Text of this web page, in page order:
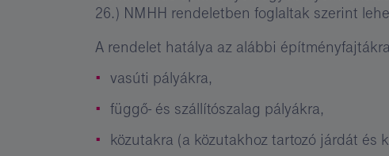
26.) NMHH rendeletben foglaltak szerint
A rendelet hatálya az alábbi
vasúti pályákra,
függő- és szállítószalag pályákra,
közutakra (a közutakhoz tartozó járdát és